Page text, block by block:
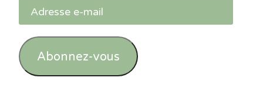
Adresse
e-
mail
Abonnez-vous